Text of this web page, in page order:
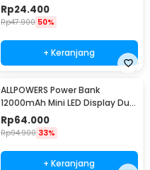
18650 - PB-01
Rp24.400
Rp47.900 50%
+ Keranjang
ALLPOWERS Power Bank
12000mAh Mini LED Display Dual
Port USB - S3000B
Rp64.000
Rp94.900 33%
+ Keranjang